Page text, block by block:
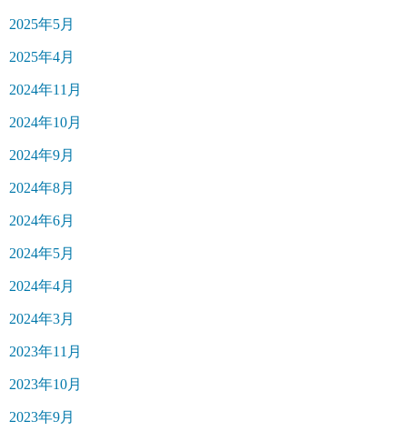
2025年5月
2025年4月
2024年11月
2024年10月
2024年9月
2024年8月
2024年6月
2024年5月
2024年4月
2024年3月
2023年11月
2023年10月
2023年9月